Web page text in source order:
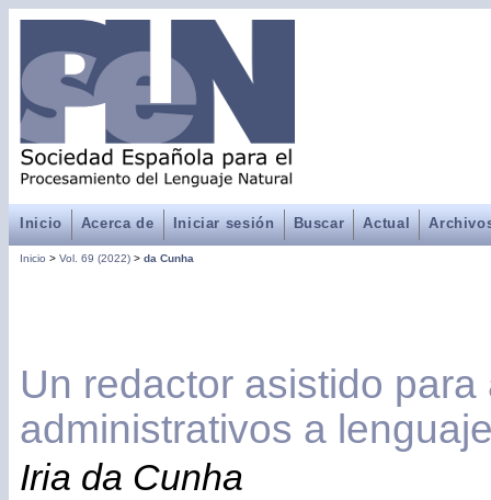
Inicio Acerca de Iniciar sesión Buscar Actual
Inicio > Vol. 69 (2022) > da Cunha
Un redactor asistido
administrativos a
Iria da Cunha